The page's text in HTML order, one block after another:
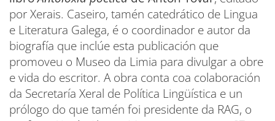
por Xerais. Caseiro, tamén catedrático de Lingua
e Literatura Galega, é o coordinador e autor da
biografía que inclúe esta publicación que
promoveu o Museo da Limia para divulgar a obre
e vida do escritor. A obra conta coa colaboración
da Secretaría Xeral de Política Lingüística e un
prólogo do que tamén foi presidente da RAG, o